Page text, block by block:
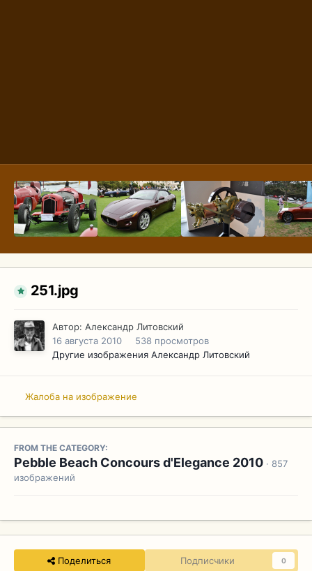
251.jpg
Автор: Александр Литовский
16 августа 2010
538 просмотров
Другие изображения Александр Литовский
Жалоба на изображение
FROM THE CATEGORY:
Pebble Beach Concours d'Elegance 2010 · 857
изображений
Поделиться Подписчики 0